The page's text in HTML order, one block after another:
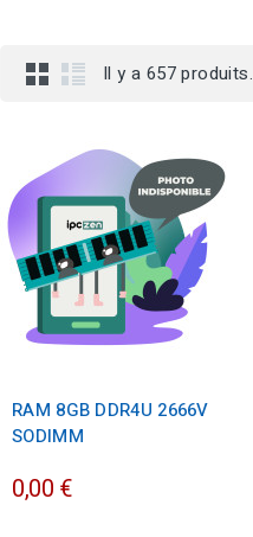
Il y a 657 produits.
RAM 8GB DDR4U 2666V
SODIMM
0,00 €